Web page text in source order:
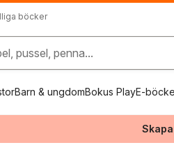
böcker
pussel, penna...
Barn & ungdomBokus PlayE-